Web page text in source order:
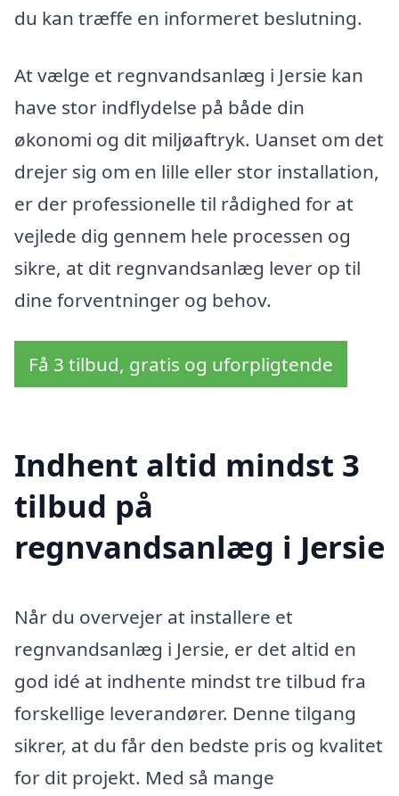
du kan træffe en informeret beslutning.
At vælge et regnvandsanlæg i Jersie kan
have stor indflydelse på både din
økonomi og dit miljøaftryk. Uanset om det
drejer sig om en lille eller stor installation,
er der professionelle til rådighed for at
vejlede dig gennem hele processen og
sikre, at dit regnvandsanlæg lever op til
dine forventninger og behov.
Få 3 tilbud, gratis og uforpligtende
Indhent altid mindst 3
tilbud på
regnvandsanlæg i Jersie
Når du overvejer at installere et
regnvandsanlæg i Jersie, er det altid en
god idé at indhente mindst tre tilbud fra
forskellige leverandører. Denne tilgang
sikrer, at du får den bedste pris og kvalitet
for dit projekt. Med så mange